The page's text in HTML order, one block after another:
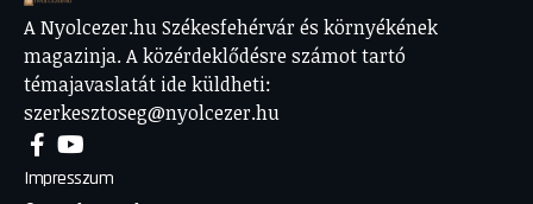
A Nyolcezer.hu Székesfehérvár és környékének
magazinja. A közérdeklődésre számot tartó
témajavaslatát ide küldheti:
szerkesztoseg@nyolcezer.hu
Impresszum